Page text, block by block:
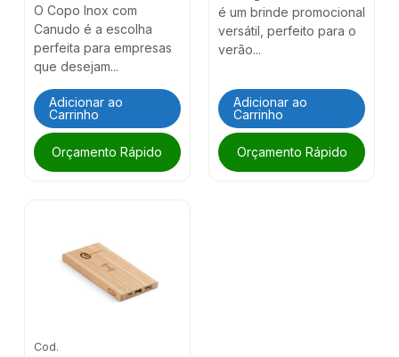
O Copo Inox com
Canudo é a escolha
perfeita para empresas
que desejam...
Adicionar ao
Carrinho
Orçamento Rápido
é um brinde promocional
versátil, perfeito para o
verão...
Adicionar ao
Carrinho
Orçamento Rápido
Cod.